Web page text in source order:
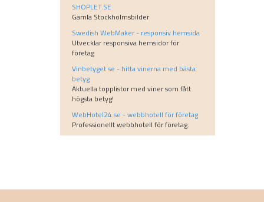
SHOPLET.SE
Gamla Stockholmsbilder
Swedish WebMaker - responsiv hemsida
Utvecklar responsiva hemsidor för
företag
Vinbetyget.se - hitta vinerna med bästa
betyg
Aktuella topplistor med viner som fått
högsta betyg!
WebHotel24.se - webbhotell för företag
Professionellt webbhotell för företag.